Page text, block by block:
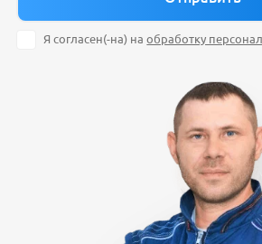
Я согласен(-на) наобработку